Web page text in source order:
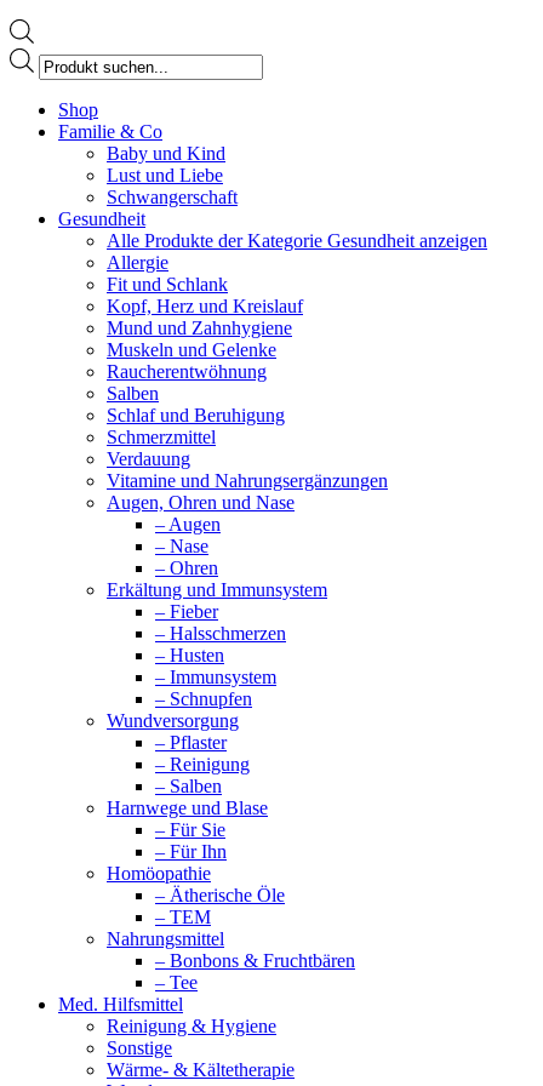
Products
search
page
opens
Shop
Familie & Co
Baby und Kind
Lust und Liebe
Schwangerschaft
Gesundheit
Alle Produkte der Kategorie Gesundheit anzeigen
Allergie
Fit und Schlank
Kopf, Herz und Kreislauf
Mund und Zahnhygiene
Muskeln und Gelenke
Raucherentwöhnung
Salben
Schlaf und Beruhigung
Schmerzmittel
Verdauung
Vitamine und Nahrungsergänzungen
Augen, Ohren und Nase
– Augen
– Nase
– Ohren
Erkältung und Immunsystem
– Fieber
– Halsschmerzen
– Husten
– Immunsystem
– Schnupfen
Wundversorgung
– Pflaster
– Reinigung
– Salben
Harnwege und Blase
– Für Sie
– Für Ihn
Homöopathie
– Ätherische Öle
– TEM
Nahrungsmittel
– Bonbons & Fruchtbären
– Tee
Med. Hilfsmittel
Reinigung & Hygiene
Sonstige
Wärme- & Kältetherapie